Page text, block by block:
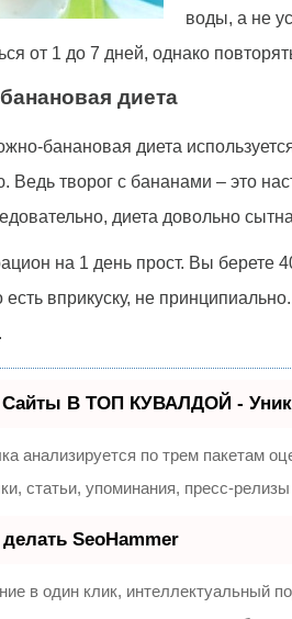
воды, а не
от 1 до 7 дней, однако
диета
банановая диета
Ведь творог с бананами – это
диета довольно
на 1 день прост. Вы берете
есть вприкуску, не
В ТОП КУВАЛДОЙ -
анализируется по трем пакетам
статьи, упоминания, пресс-
SeoHammer
в один клик, интеллектуальный